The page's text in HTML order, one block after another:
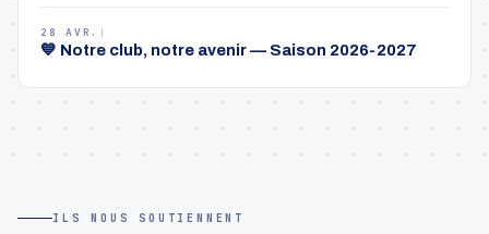
28 AVR. |
💙 Notre club, notre avenir — Saison 2026-2027
ILS NOUS SOUTIENNENT